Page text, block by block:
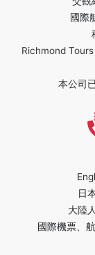
國際
Richmond
本公司
日
大陸
國際機票、